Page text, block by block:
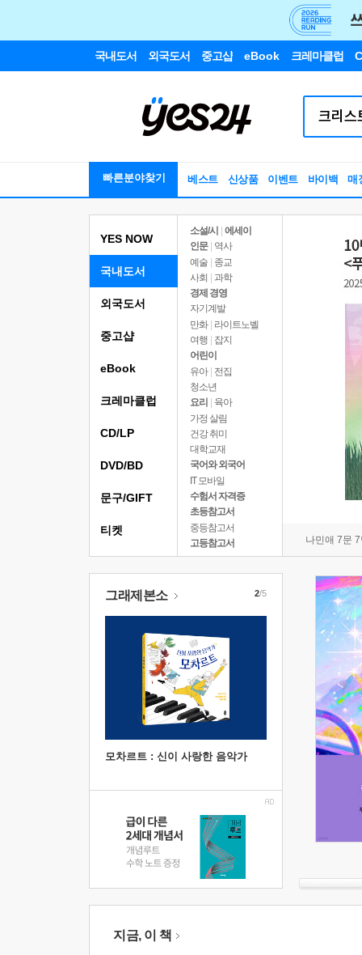
국내도서 외국도서 중고샵 eBook 크레마클럽
빠른분야찾기 베스트 신상품 이벤트 바이백 매
YES NOW
국내도서
소설/시
에세이
인문
역사
예술 | 종교
사회 | 과학
경제 경영
자기계발
만화 | 라이트노벨
여행
잡지
어린이
유아 | 전집
청소년
요리
육아
가정 살림
건강 취미
대학교재
국어와 외국어
IT 모바일
수험서 자격증
초등참고서
중등참고서
고등참고서
나민애 7문
외국도서
중고샵
eBook
크레마클럽
CD/LP
DVD/BD
문구/GIFT
티켓
그래제본소
모차르트 : 신이 사랑한 음악가
2/5
지금, 이 책